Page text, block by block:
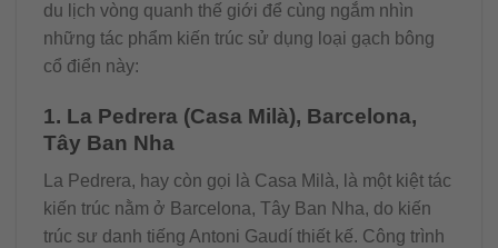
du lịch vòng quanh thế giới để cùng ngắm nhìn
những tác phẩm kiến trúc sử dụng loại gạch bông
cổ điển này:
1. La Pedrera (Casa Milà), Barcelona,
Tây Ban Nha
La Pedrera, hay còn gọi là Casa Milà, là một kiệt tác
kiến trúc nằm ở Barcelona, Tây Ban Nha, do kiến
trúc sư danh tiếng Antoni Gaudí thiết kế. Công trình